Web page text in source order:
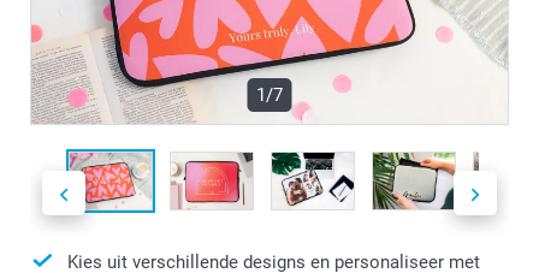
1/7
Kies uit verschillende designs en personaliseer met